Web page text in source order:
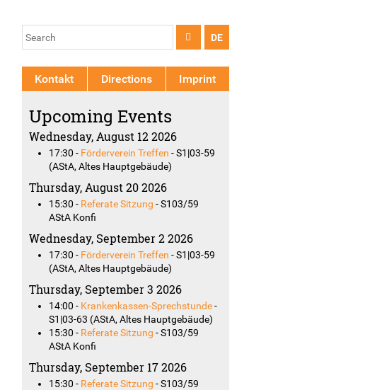
DE
Search
form
Search
Kontakt Directions Imprint
Upcoming Events
Wednesday, August 12 2026
17:30 - Förderverein Treffen -S1|03-59
(AStA, Altes Hauptgebäude)
Thursday, August 20 2026
15:30 - Referate Sitzung -S103/59
AStA Konfi
Wednesday, September 2 2026
17:30 - Förderverein Treffen -S1|03-59
(AStA, Altes Hauptgebäude)
Thursday, September 3 2026
14:00 - Krankenkassen-Sprechstunde -
S1|03-63 (AStA, Altes Hauptgebäude)
15:30 - Referate Sitzung -S103/59
AStA Konfi
Thursday, September 17 2026
15:30 - Referate Sitzung -S103/59